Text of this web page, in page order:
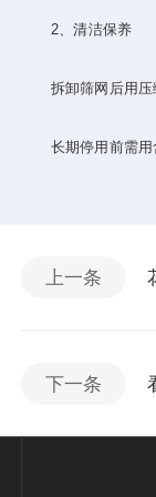
‌2、清洁保养‌
拆卸筛网后用压
长期停用前需用
上一条
下一条